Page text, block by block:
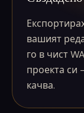
вашият
го в чист
проекта си
качва.